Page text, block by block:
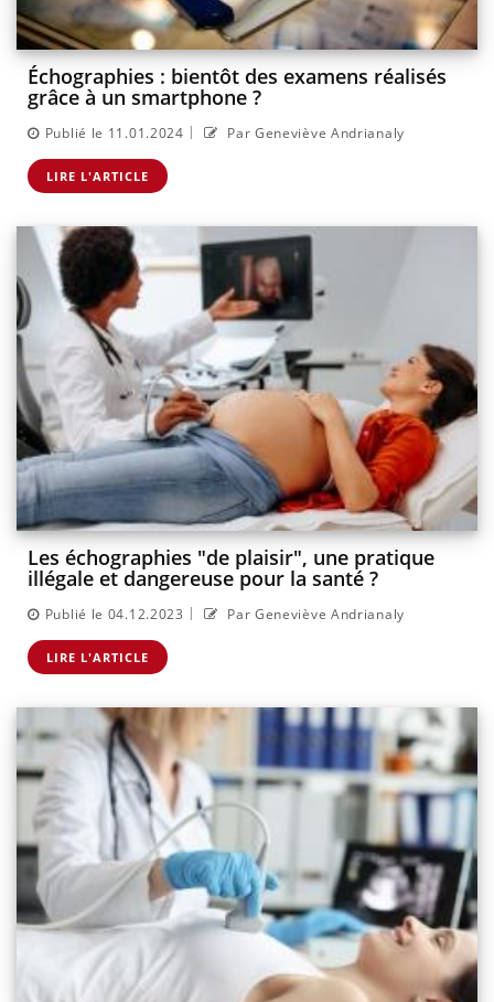
Échographies : bientôt des examens réalisés
grâce à un smartphone ?
Publié le 11.01.2024 | Par Geneviève Andrianaly
LIRE L'ARTICLE
Les échographies "de plaisir", une pratique
illégale et dangereuse pour la santé ?
Publié le 04.12.2023 | Par Geneviève Andrianaly
LIRE L'ARTICLE